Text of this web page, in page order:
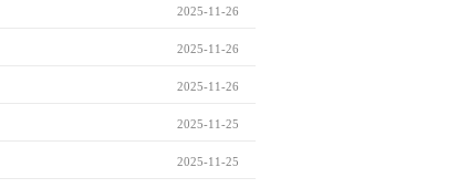
2025-11-26
2025-11-26
2025-11-26
2025-11-25
2025-11-25